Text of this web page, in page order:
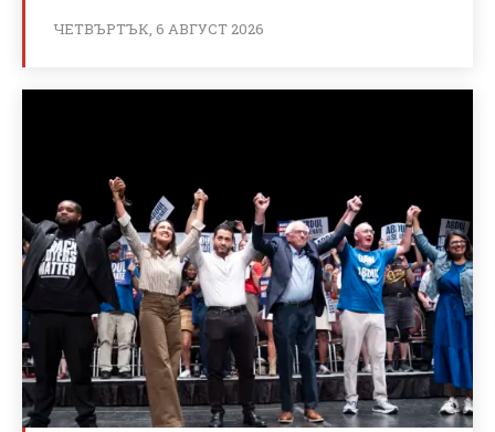
ЧЕТВЪРТЪК, 6 АВГУСТ 2026